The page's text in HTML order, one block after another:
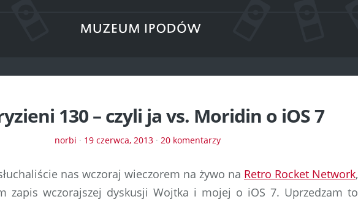
130 – czyli ja vs. Moridin o iOS 7
norbi · 19 czerwca, 2013· 20 komentarzy
nas wczoraj wieczorem na żywo na Retro Rocket Network,
zapis wczorajszej dyskusji Wojtka i mojej o iOS 7. Uprzedzam to